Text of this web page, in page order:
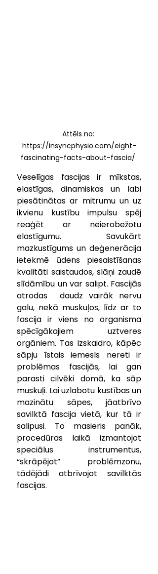
Attēls no:
https://insyncphysio.com/eight-
fascinating-facts-about-fascia/
Veselīgas fascijas ir mīkstas,
elastīgas, dinamiskas un labi
piesātinātas ar mitrumu un uz
ikvienu kustību impulsu spēj
reaģēt ar neierobežotu
elastīgumu. Savukārt
mazkustīgums un deģenerācija
ietekmē ūdens piesaistīšanas
kvalitāti saistaudos, slāņi zaudē
slīdāmību un var salipt. Fascijās
atrodas  daudz vairāk nervu
galu, nekā muskuļos, līdz ar to
fascija ir viens no organisma
spēcīgākajiem uztveres
orgāniem. Tas izskaidro, kāpēc
sāpju īstais iemesls nereti ir
problēmas fascijās, lai gan
parasti cilvēki domā, ka sāp
muskuļi. Lai uzlabotu kustības un
mazinātu sāpes, jāatbrīvo
savilktā fascija vietā, kur tā ir
salipusi. To masieris panāk,
procedūras laikā izmantojot
speciālus instrumentus,
“skrāpējot” problēmzonu,
tādējādi atbrīvojot savilktās
fascijas.